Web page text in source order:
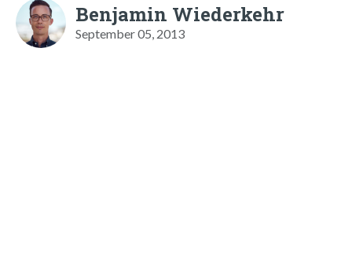
Benjamin Wiederkehr
September 05, 2013